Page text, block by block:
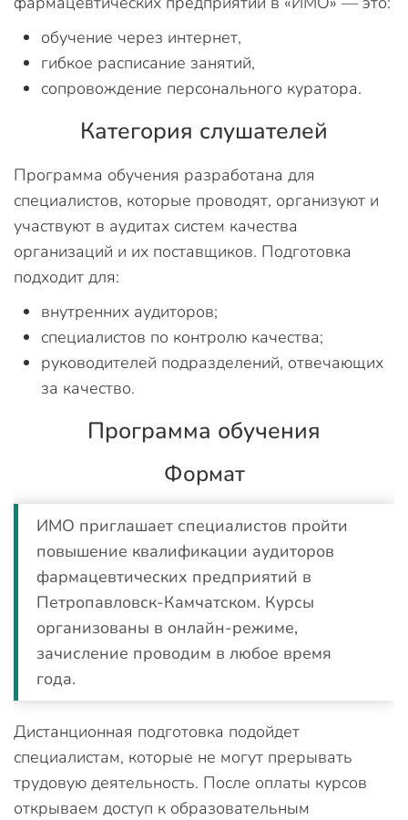
обучение через интернет,
гибкое расписание занятий,
сопровождение персонального куратора.
Категория слушателей
Программа обучения разработана для
специалистов, которые проводят, организуют и
участвуют в аудитах систем качества
организаций и их поставщиков. Подготовка
подходит для:
внутренних аудиторов;
специалистов по контролю качества;
руководителей подразделений, отвечающих
за качество.
Программа обучения
Формат
ИМО приглашает специалистов пройти
повышение квалификации аудиторов
фармацевтических предприятий в
Петропавловск-Камчатском. Курсы
организованы в онлайн-режиме,
зачисление проводим в любое время
года.
Дистанционная подготовка подойдет
специалистам, которые не могут прерывать
трудовую деятельность. После оплаты курсов
открываем доступ к образовательным